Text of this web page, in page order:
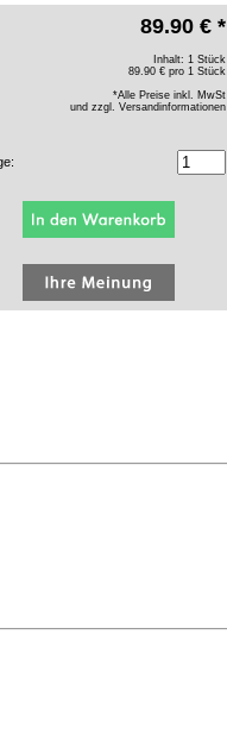
89.90 € *
Inhalt: 1 Stück
89.90 € pro 1 Stück
*Alle Preise inkl. MwSt
und zzgl. Versandinformationen